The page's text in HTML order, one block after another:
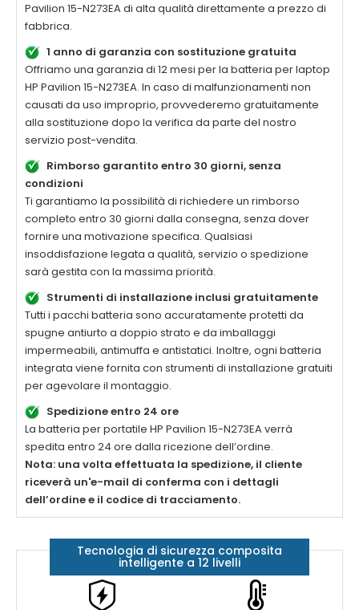
Pavilion 15-N273EA di alta qualità direttamente a prezzo di
fabbrica.
1 anno di garanzia con sostituzione gratuita
Offriamo una garanzia di 12 mesi per la batteria per laptop
HP Pavilion 15-N273EA. In caso di malfunzionamenti non
causati da uso improprio, provvederemo gratuitamente
alla sostituzione dopo la verifica da parte del nostro
servizio post-vendita.
Rimborso garantito entro 30 giorni, senza
condizioni
Ti garantiamo la possibilità di richiedere un rimborso
completo entro 30 giorni dalla consegna, senza dover
fornire una motivazione specifica. Qualsiasi
insoddisfazione legata a qualità, servizio o spedizione
sarà gestita con la massima priorità.
Strumenti di installazione inclusi gratuitamente
Tutti i pacchi batteria sono accuratamente protetti da
spugne antiurto a doppio strato e da imballaggi
impermeabili, antimuffa e antistatici. Inoltre, ogni batteria
integrata viene fornita con strumenti di installazione gratuiti
per agevolare il montaggio.
Spedizione entro 24 ore
La batteria per portatile HP Pavilion 15-N273EAverrà
spedita entro 24 ore dalla ricezione dell’ordine.
Nota: una volta effettuata la spedizione, il cliente
riceverà un'e-mail di conferma con i dettagli
dell’ordine e il codice di tracciamento.
Tecnologia di sicurezza composita
intelligente a 12 livelli